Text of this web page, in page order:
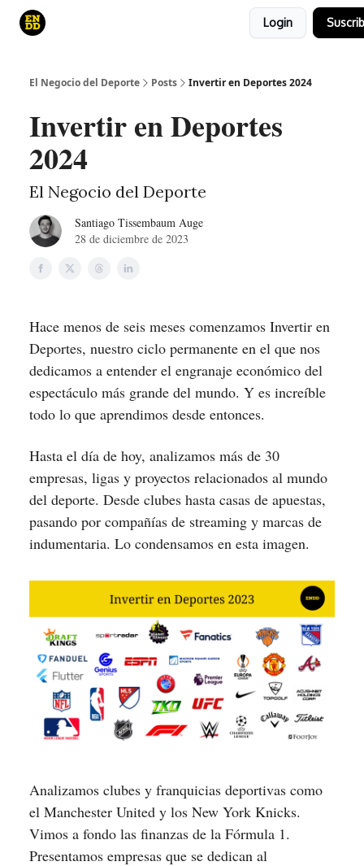
Login
El Negocio del Deporte Posts Invertir en Deportes 2024
Invertir en Deportes
2024
El Negocio del Deporte
Santiago Tissembaum Auge
28 de diciembre de 2023
Hace menos de seis meses comenzamos Invertir en
Deportes, nuestro ciclo permanente en el que nos
dedicamos a entender el engranaje económico del
espectáculo más grande del mundo. Y es increíble
todo lo que aprendimos desde entonces.
Hasta el día de hoy, analizamos más de 30
empresas, ligas y proyectos relacionados al mundo
del deporte. Desde clubes hasta casas de apuestas,
pasando por compañías de streaming y marcas de
indumentaria. Lo condensamos en esta imagen.
Analizamos clubes y franquicias deportivas como
el Manchester United y los New York Knicks.
Vimos a fondo las finanzas de la Fórmula 1.
Presentamos empresas que se dedican al